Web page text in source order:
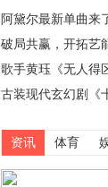
阿黛尔最新单曲来
破局共赢，开拓艺
歌手黄珏《无人得
古装现代玄幻剧《
资讯 体育